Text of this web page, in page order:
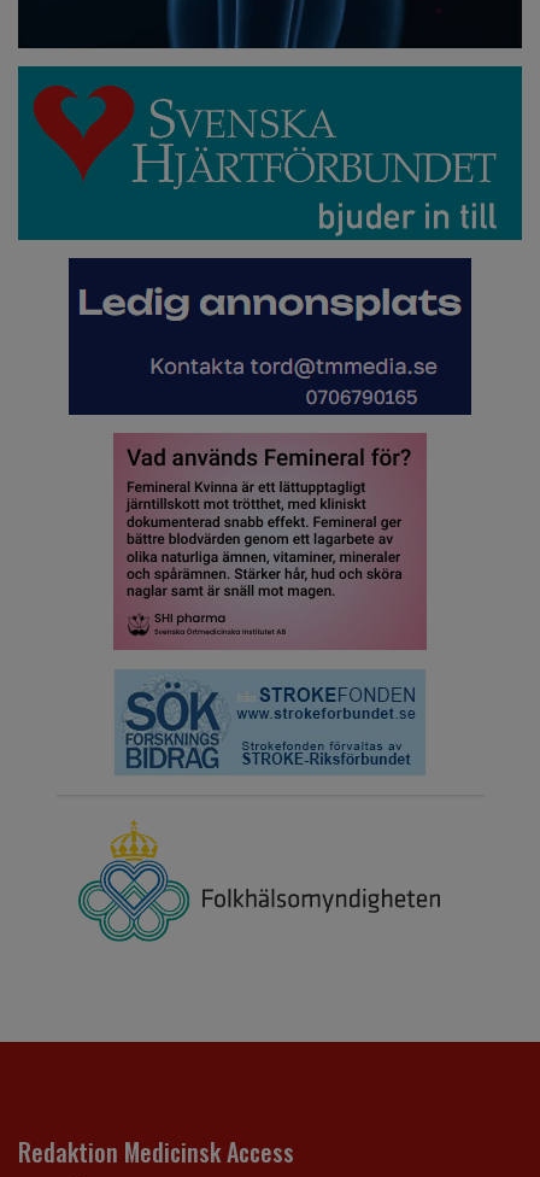
Redaktion Medicinsk Access